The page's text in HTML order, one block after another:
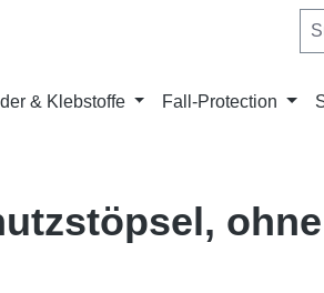
& Klebstoffe Fall-Protection